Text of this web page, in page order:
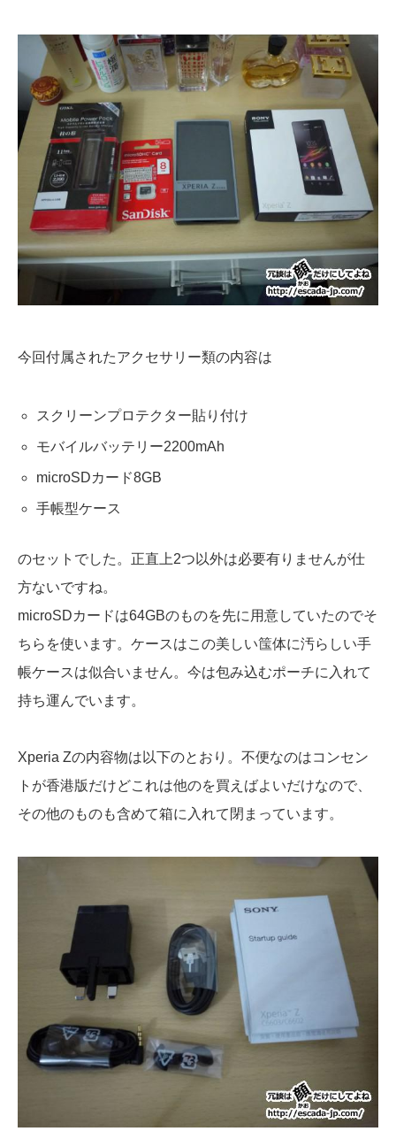
今回付属されたアクセサリー類の内容は
スクリーンプロテクター貼り付け
モバイルバッテリー2200mAh
microSDカード8GB
手帳型ケース
のセットでした。正直上2つ以外は必要有りませんが仕
方ないですね。
microSDカードは64GBのものを先に用意していたのでそ
ちらを使います。ケースはこの美しい筺体に汚らしい手
帳ケースは似合いません。今は包み込むポーチに入れて
持ち運んでいます。
Xperia Zの内容物は以下のとおり。不便なのはコンセン
トが香港版だけどこれは他のを買えばよいだけなので、
その他のものも含めて箱に入れて閉まっています。